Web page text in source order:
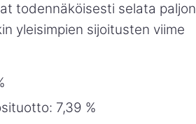
todennäköisesti selata paljon
yleisimpien sijoitusten viime
7,39 %